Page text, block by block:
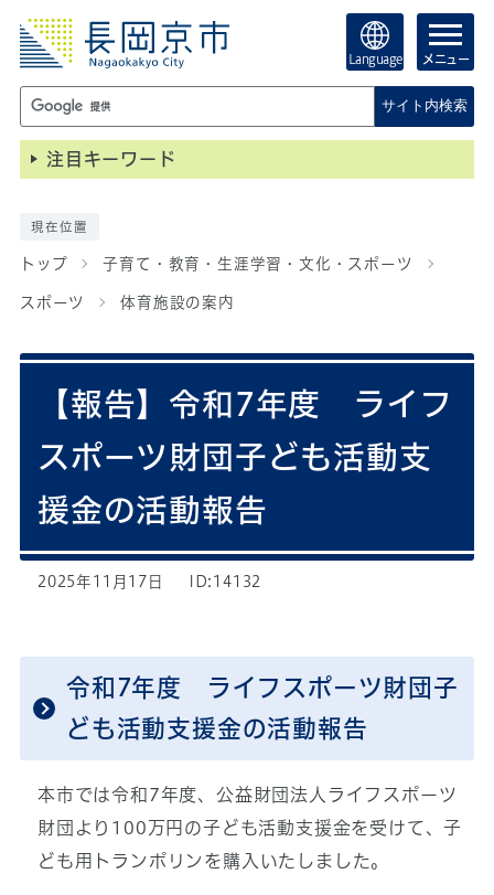
Language メニュー
サイト内検索
注目キーワード
現在位置
トップ 子育て・教育・生涯学習・文化・スポーツ
スポーツ 体育施設の案内
【報告】令和7年度 ライフ
スポーツ財団子ども活動支
援金の活動報告
2025年11月17日 ID:14132
令和7年度 ライフスポーツ財団子
ども活動支援金の活動報告
本市では令和7年度、公益財団法人ライフスポーツ
財団より100万円の子ども活動支援金を受けて、子
ども用トランポリンを購入いたしました。